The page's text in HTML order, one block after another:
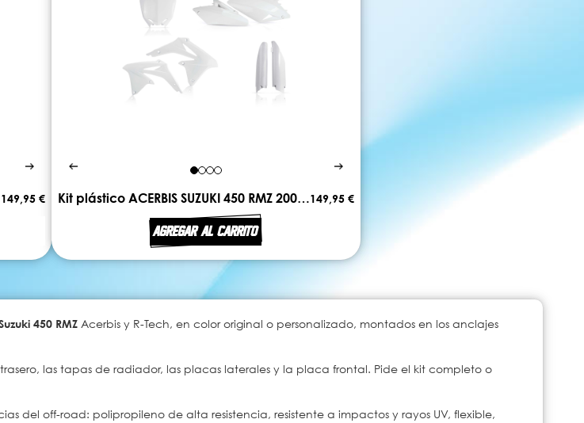
149,95 € Kit plástico ACERBIS SUZUKI 450 RMZ 2008-2017149,95 €
AGREGAR AL CARRITO
450 RMZ Acerbis y R-Tech, en color original o personalizado, montados en los anclajes
las tapas de radiador, las placas laterales y la placa frontal. Pide el kit completo o
del off-road: polipropileno de alta resistencia, resistente a impactos y rayos UV, flexible,